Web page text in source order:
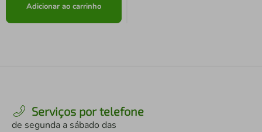
Adicionar ao carrinho
Serviços por telefone
de segunda a sábado das